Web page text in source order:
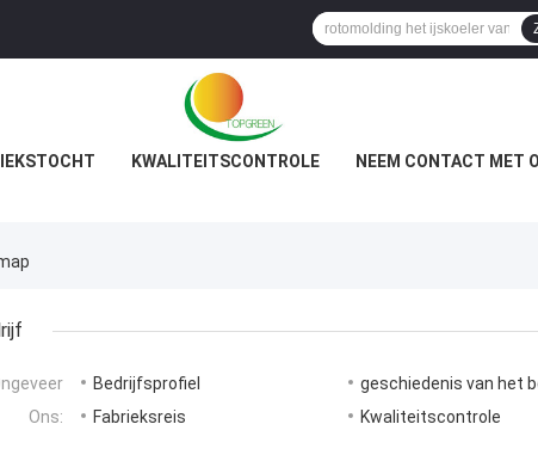
KWALITEITSCONTROLE NEEM CONTACT MET
Ons:
Bedrijfsprofiel geschiedenis van het
Fabrieksreis
Kwaliteitscontrole